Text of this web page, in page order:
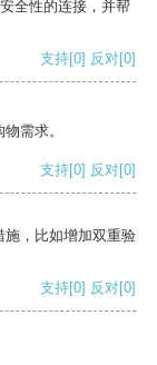
全性的连接，并帮
支持[0] 反对[0]
需求。
支持[0] 反对[0]
施，比如增加双重验
支持[0] 反对[0]